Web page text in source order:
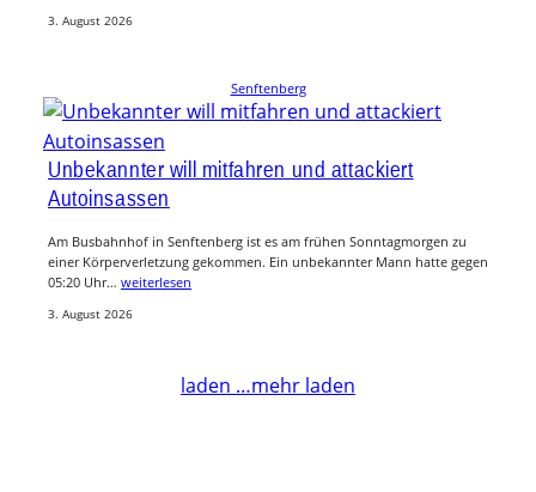
3. August 2026
Senftenberg
Unbekannter will mitfahren und attackiert
Autoinsassen
Am Busbahnhof in Senftenberg ist es am frühen Sonntagmorgen zu
einer Körperverletzung gekommen. Ein unbekannter Mann hatte gegen
05:20 Uhr… weiterlesen
3. August 2026
laden …mehr laden